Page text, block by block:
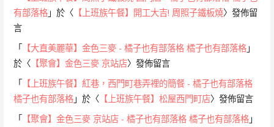
有部落格 」於〈 【上班族午餐】開工大吉! 周照子鐵板燒〉發佈留
言
「 【大直美麗華】金色三麥 - 橘子也有部落格 橘子也有部落格 」
於〈 【聚會】金色三麥 京站店〉發佈留言
「 【上班族午餐】紅巷，西門町巷弄裡的簡餐 - 橘子也有部落格
橘子也有部落格 」於〈 【上班族午餐】松屋西門町店〉發佈留言
「 【聚會】金色三麥 京站店 - 橘子也有部落格 橘子也有部落格 」